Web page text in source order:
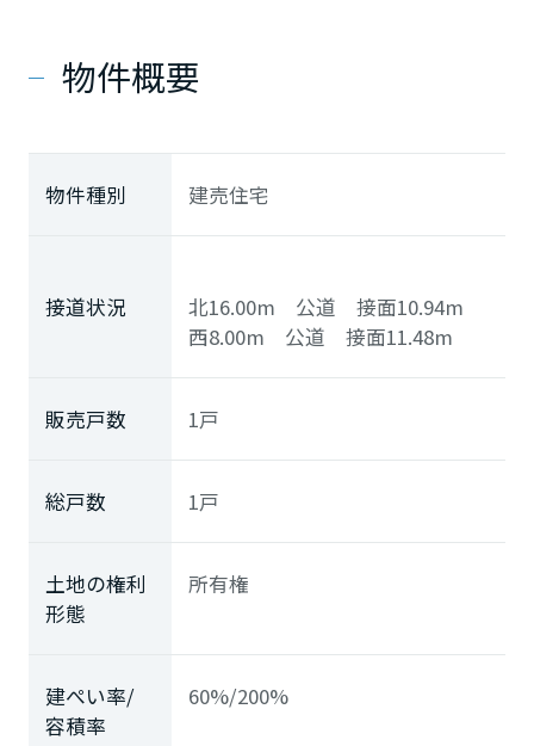
物件概要
物件種別 建売住宅
接道状況
北16.00m 公道 接面10.94m
西8.00m 公道 接面11.48m
販売戸数 1戸
総戸数 1戸
土地の権利
形態
所有権
建ぺい率/
容積率
60%/200%